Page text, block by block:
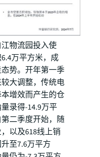
物流园投入使
万平方米，成
势。开年第一季
大调整，传统电
增效而产生的仓
录得-14.9万平
二季度开始，随
以及618线上销
至7.6万平方